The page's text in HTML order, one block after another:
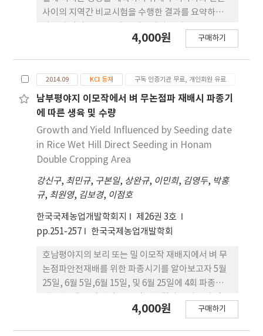
사이의 지역간 비교시험을 수행한 결과를 요약하면
495 kg, 중생종은 510 kg, 중만생종은 540 kg이었
누즈까에서 모든 생태형의 수량이 낮았다. 2. 천립중
은 익산에서 조생중은 20.2 g, 중생종은 23.6 g, 중만
생종은 21.0 g이었다. 쓰꾸바에서 모든 생태형별 천립
중은 익산보다 약간 무거웠고, 하이누즈까에서는 조
생중 22.8 g, 중생종 25.3 g, 중만생종 23.0 g으로 세
지역 중 천립중이 가장 무거웠으며, 생태형별로는 세
지역 모두 중생종>중만생종>조 생종 순으로 무거운
경향을 보였다. 3. 외관상 미질을 고려한 완전미 쌀 수
량은 익산에서 10 a당 조생종 366 kg, 중생종 395
kg, 중만생종 448 kg으로 조생종보다 중만생종의 완
전미 수량이 많았다. 반면에, 하이누즈까에서는 조생
종 423 kg, 중생종 393 kg, 중만생종 400 kg으로 조
생종이 중만생종보다 완전미 수량이 많았다. 이상의
결과를 종합하면, 익산지역이 하이누즈까와 비슷한
수준으로 온난화가 진행된다면 쌀 수량은 2 ~ 6% 정
도 감소할 것으로 보이나, 완전미 수량의 경우 생태형
및 품종에 따라서 증가하거나 감소할 수도 있는 것으
4,000원 구매하기
2014.09 KCI 등재 구독 인증기관 무료, 개인회원 유료
남부평야지 이모작에서 벼 무논점파 재배시 파종기
에 따른 생육 및 수량
Growth and Yield Influenced by Seeding date
in Rice Wet Hill Direct Seeding in Honam
Double Cropping Area
강신구, 최민규, 구본일, 상완규, 이민희, 김영두, 박홍
규, 최원영, 김보경, 이점호
한국국제농업개발학회지
제26권 3호
pp.251-257
한국국제농업개발학회
호남평야지의 보리 또는 밀 이모작 재배지에서 벼 무
논점파안전재배를 위한 파종시기를 알아보고자 5월
25일, 6월 5일,6월 15일, 및 6월 25일에 4회 파종하여
다.1. 입모수는 전 파종기에서 모두 적정 입모수를 확
4,000원 구매하기